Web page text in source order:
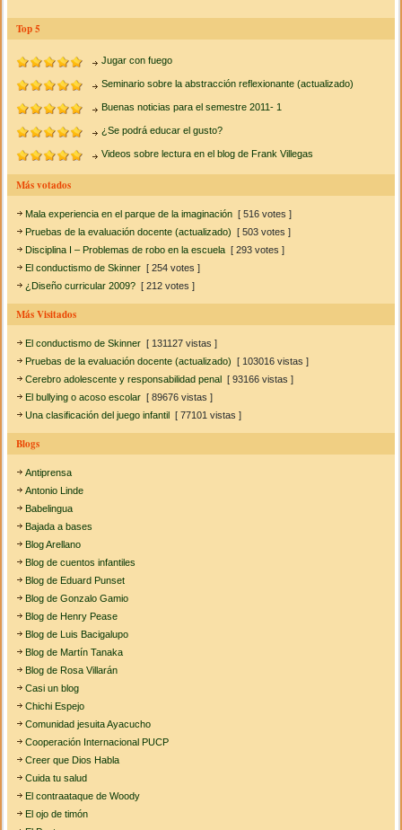
Top 5
Jugar con fuego
Seminario sobre la abstracción reflexionante (actualizado)
Buenas noticias para el semestre 2011- 1
¿Se podrá educar el gusto?
Videos sobre lectura en el blog de Frank Villegas
Más votados
Mala experiencia en el parque de la imaginación [ 516 votes ]
Pruebas de la evaluación docente (actualizado) [ 503 votes ]
Disciplina I – Problemas de robo en la escuela [ 293 votes ]
El conductismo de Skinner [ 254 votes ]
¿Diseño curricular 2009? [ 212 votes ]
Más Visitados
El conductismo de Skinner [ 131127 vistas ]
Pruebas de la evaluación docente (actualizado) [ 103016 vistas ]
Cerebro adolescente y responsabilidad penal [ 93166 vistas ]
El bullying o acoso escolar [ 89676 vistas ]
Una clasificación del juego infantil [ 77101 vistas ]
Blogs
Antiprensa
Antonio Linde
Babelingua
Bajada a bases
Blog Arellano
Blog de cuentos infantiles
Blog de Eduard Punset
Blog de Gonzalo Gamio
Blog de Henry Pease
Blog de Luis Bacigalupo
Blog de Martín Tanaka
Blog de Rosa Villarán
Casi un blog
Chichi Espejo
Comunidad jesuita Ayacucho
Cooperación Internacional PUCP
Creer que Dios Habla
Cuida tu salud
El contraataque de Woody
El ojo de timón